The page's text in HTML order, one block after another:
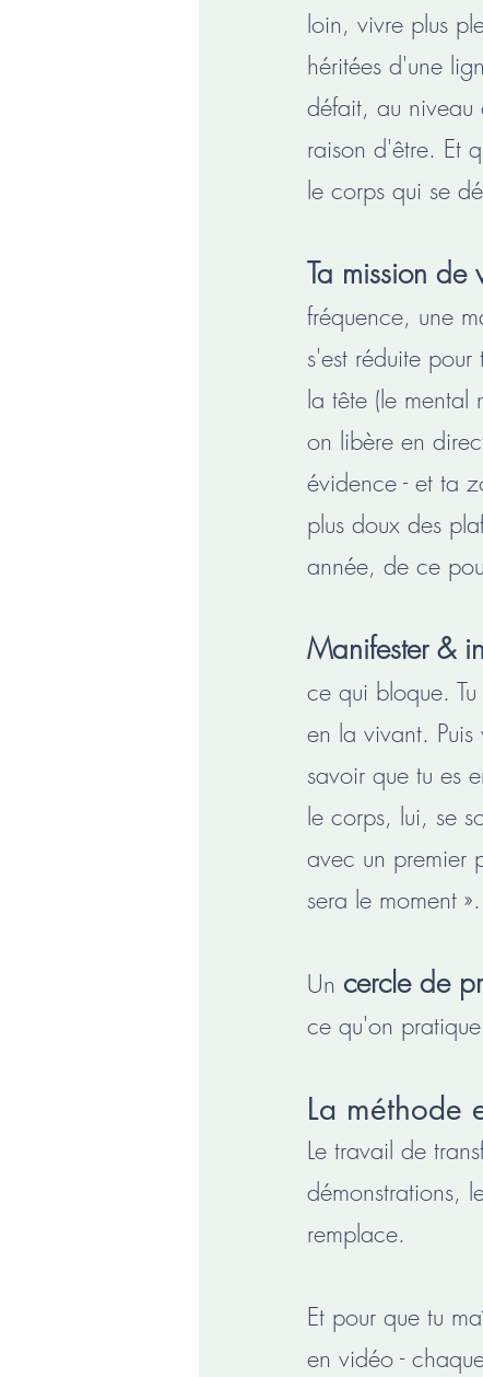
loin, vivre plus
héritées d'une
défait, au niveau
raison d'être. Et
le corps qui se
Ta mission
fréquence, une
s'est réduite
la tête (le mental
on libère en
évidence - et ta
plus doux des
année, de ce
Manifester &
ce qui bloque.
en la vivant.
savoir que tu es
le corps, lui, se
avec un premier
sera le moment
Un cercle de
ce qu'on
La méthode
Le travail de
démonstrations,
remplace.
Et pour que tu
en vidéo -